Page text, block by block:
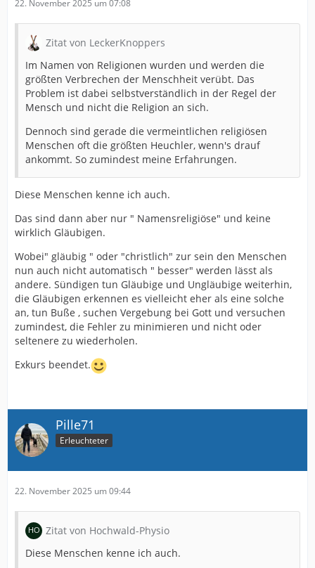
22. November 2025 um 07:08
Zitat von LeckerKnoppers
Im Namen von Religionen wurden und werden die
größten Verbrechen der Menschheit verübt. Das
Problem ist dabei selbstverständlich in der Regel der
Mensch und nicht die Religion an sich.
Dennoch sind gerade die vermeintlichen religiösen
Menschen oft die größten Heuchler, wenn's drauf
ankommt. So zumindest meine Erfahrungen.
Diese Menschen kenne ich auch.
Das sind dann aber nur " Namensreligiöse" und keine
wirklich Gläubigen.
Wobei" gläubig " oder "christlich" zur sein den Menschen
nun auch nicht automatisch " besser" werden lässt als
andere. Sündigen tun Gläubige und Ungläubige weiterhin,
die Gläubigen erkennen es vielleicht eher als eine solche
an, tun Buße , suchen Vergebung bei Gott und versuchen
zumindest, die Fehler zu minimieren und nicht oder
seltenere zu wiederholen.
Exkurs beendet.
Pille71
Erleuchteter
22. November 2025 um 09:44
Zitat von Hochwald-Physio
Diese Menschen kenne ich auch.